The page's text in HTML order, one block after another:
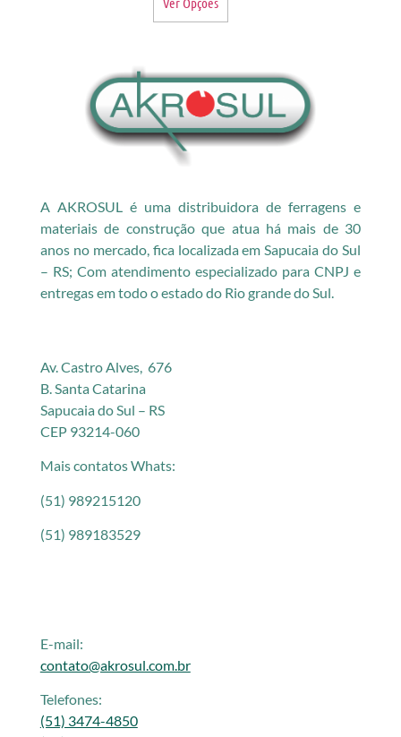
A AKROSUL é uma distribuidora de ferragens e
materiais de construção que atua há mais de 30
anos no mercado, fica localizada em Sapucaia do Sul
– RS; Com atendimento especializado para CNPJ e
entregas em todo o estado do Rio grande do Sul.
Av. Castro Alves, 676
B. Santa Catarina
Sapucaia do Sul – RS
CEP 93214-060
Mais contatos Whats:
(51) 989215120
(51) 989183529
E-mail:
contato@akrosul.com.br
Telefones:
(51) 3474-4850